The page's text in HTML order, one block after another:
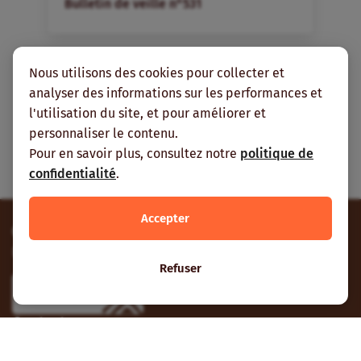
Nous utilisons des cookies pour collecter et
analyser des informations sur les performances et
l'utilisation du site, et pour améliorer et
personnaliser le contenu.
Pour en savoir plus, consultez notre politique de
confidentialité.
Accepter
Refuser
Bulletin de veille n°531
Tous les articles pour cette
rubrique
Contribuez
Contactez-nous